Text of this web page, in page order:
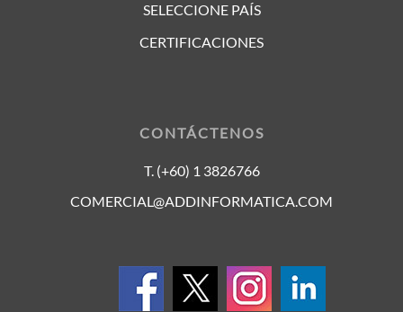
SELECCIONE PAÍS
CERTIFICACIONES
CONTÁCTENOS
T. (+60) 1 3826766
COMERCIAL@ADDINFORMATICA.COM